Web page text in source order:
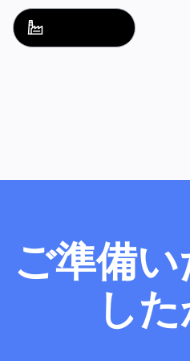
ソリューション名
ソリュー
ご準備
し